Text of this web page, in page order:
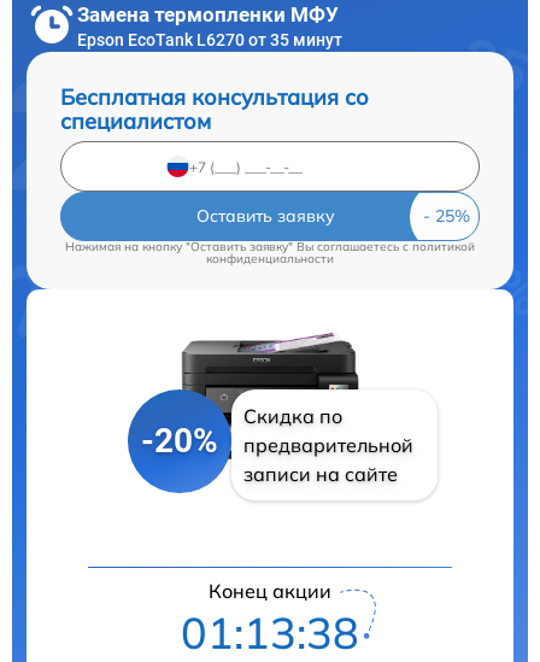
Замена термопленки МФУ
Epson EcoTank L6270 от 35 минут
Бесплатная консультация со
специалистом
Оставить заявку
Нажимая на кнопку "Оставить заявку" Вы соглашаетесь cполитикой
конфиденциальности
-20%
Скидка по
предварительной
записи на сайте
Конец акции
01:13:38